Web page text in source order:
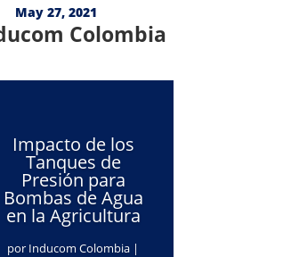
May 27, 2021
Colombia
Impacto de los
Tanques de
Presión para
Bombas de Agua
en la Agricultura
por Inducom Colombia |